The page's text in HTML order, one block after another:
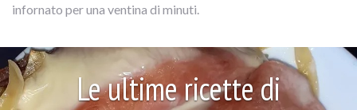
infornato per una ventina di minuti.
Le ultime ricette di